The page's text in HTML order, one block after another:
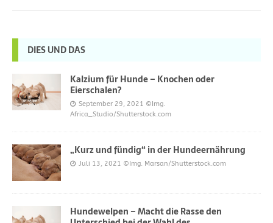
DIES UND DAS
Kalzium für Hunde – Knochen oder
Eierschalen?
September 29, 2021 ©Img.
Africa_Studio/Shutterstock.com
„Kurz und fündig“ in der Hundeernährung
Juli 13, 2021 ©Img. Marsan/Shutterstock.com
Hundewelpen – Macht die Rasse den